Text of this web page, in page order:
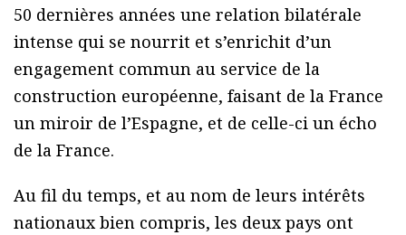
50 dernières années une relation bilatérale
intense qui se nourrit et s’enrichit d’un
engagement commun au service de la
construction européenne, faisant de la France
un miroir de l’Espagne, et de celle-ci un écho
de la France.
Au fil du temps, et au nom de leurs intérêts
nationaux bien compris, les deux pays ont